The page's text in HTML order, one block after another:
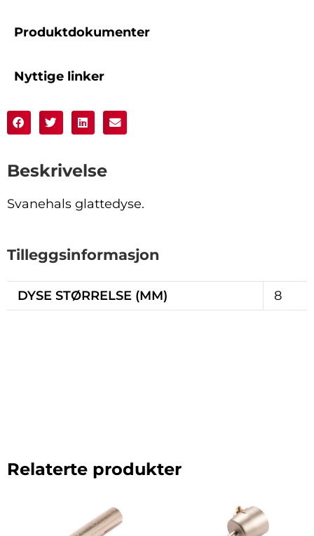
Produktdokumenter
Nyttige linker
Beskrivelse
Svanehals glattedyse.
Tilleggsinformasjon
DYSE STØRRELSE (MM) 8
Relaterte produkter